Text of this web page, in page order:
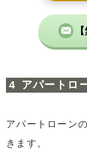
アパートロ
アパートローン
きます。